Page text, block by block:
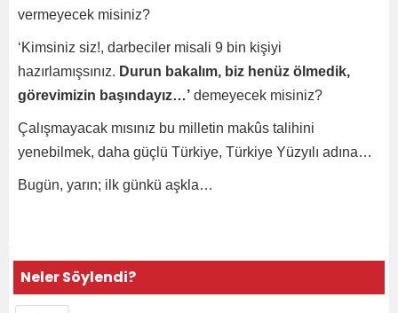
vermeyecek misiniz?
‘Kimsiniz siz!, darbeciler misali 9 bin kişiyi
hazırlamışsınız. Durun bakalım, biz henüz ölmedik,
görevimizin başındayız…’ demeyecek misiniz?
Çalışmayacak mısınız bu milletin makûs talihini
yenebilmek, daha güçlü Türkiye, Türkiye Yüzyılı adına…
Bugün, yarın; ilk günkü aşkla…
Neler Söylendi?